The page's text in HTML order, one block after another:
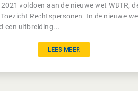
voldoen aan de nieuwe wet WBTR,
Rechtspersonen. In de nieuwe
een uitbreiding...
LEES MEER